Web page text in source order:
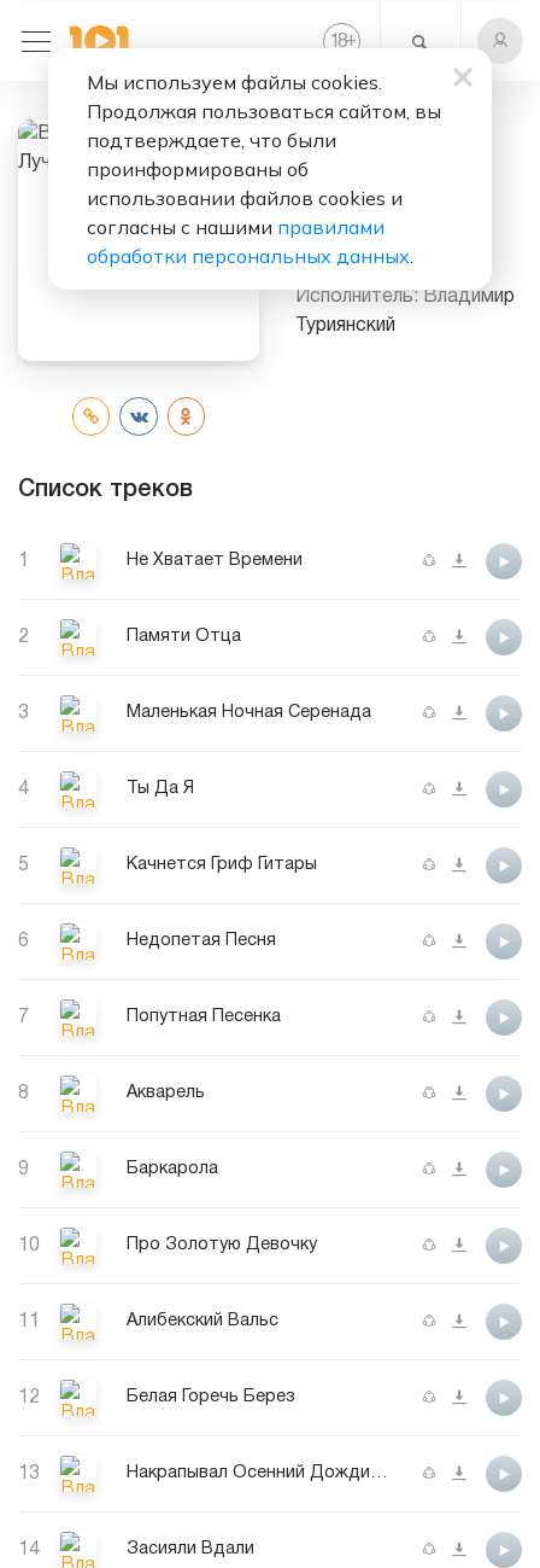
18+
Слушать бесплатно
Владимир
Лучшее
Исполнитель: Владимир
Туриянский
Список треков
1 Не Хватает Времени
2 Памяти Отца
3 Маленькая Ночная Серенада
4 Ты Да Я
5 Качнется Гриф Гитары
6 Недопетая Песня
7 Попутная Песенка
8 Акварель
9 Баркарола
10 Про Золотую Девочку
11 Алибекский Вальс
12 Белая Горечь Берез
13 Накрапывал Осенний Дождичек
14 Засияли Вдали
Мы используем файлы cookies.
Продолжая пользоваться сайтом, вы
подтверждаете, что были
проинформированы об
использовании файлов cookies и
согласны с нашими правилами
обработки персональных данных.